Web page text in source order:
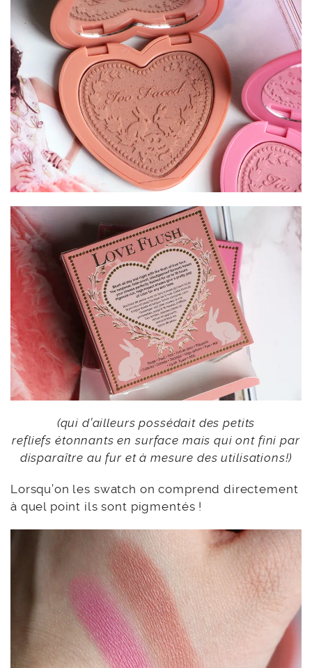
(qui d’ailleurs possédait des petits
refliefs étonnants en surface mais qui ont fini par
disparaître au fur et à mesure des utilisations!)
Lorsqu’on les swatch on comprend directement
à quel point ils sont pigmentés !